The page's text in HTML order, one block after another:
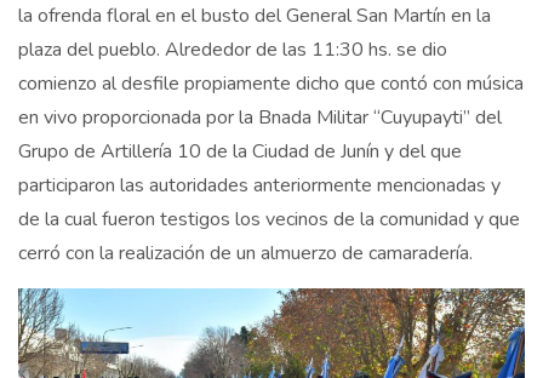
la ofrenda floral en el busto del General San Martín en la
plaza del pueblo. Alrededor de las 11:30 hs. se dio
comienzo al desfile propiamente dicho que contó con música
en vivo proporcionada por la Bnada Militar “Cuyupayti” del
Grupo de Artillería 10 de la Ciudad de Junín y del que
participaron las autoridades anteriormente mencionadas y
de la cual fueron testigos los vecinos de la comunidad y que
cerró con la realización de un almuerzo de camaradería.